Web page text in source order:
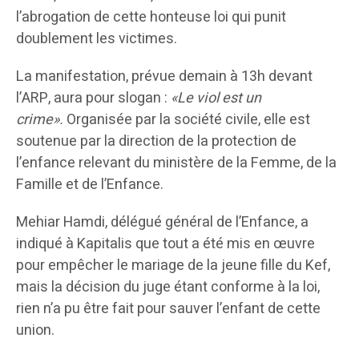
l’abrogation de cette honteuse loi qui punit
doublement les victimes.
La manifestation, prévue demain à 13h devant
l’ARP, aura pour slogan : «Le viol est un
crime». Organisée par la société civile, elle est
soutenue par la direction de la protection de
l’enfance relevant du ministère de la Femme, de la
Famille et de l’Enfance.
Mehiar Hamdi, délégué général de l’Enfance, a
indiqué à Kapitalis que tout a été mis en œuvre
pour empêcher le mariage de la jeune fille du Kef,
mais la décision du juge étant conforme à la loi,
rien n’a pu être fait pour sauver l’enfant de cette
union.